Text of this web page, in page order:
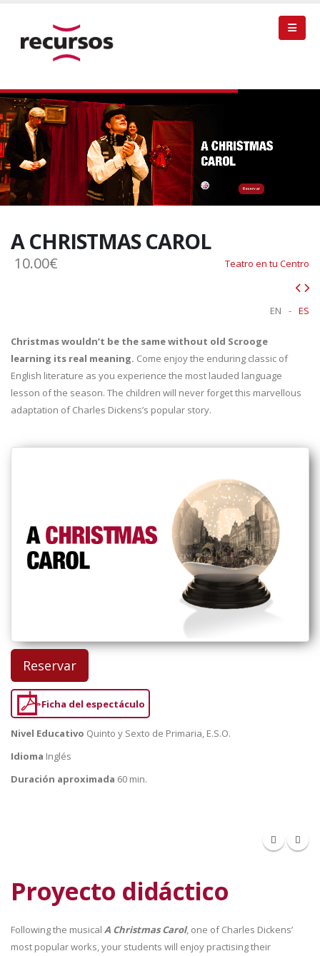
Reservar
A CHRISTMAS CAROL
10.00€ Teatro en tu Centro
ES
-
EN
Christmas wouldn’t be the same without old Scrooge
learning its real meaning. Come enjoy the enduring classic of
English literature as you experience the most lauded language
lesson of the season. The children will never forget this marvellous
adaptation of Charles Dickens’s popular story.
Reservar
Ficha del espectáculo
Nivel Educativo Quinto y Sexto de Primaria, E.S.O.
Idioma Inglés
Duración aproximada 60 min.
Proyecto didáctico
Following the musical A Christmas Carol, one of Charles Dickens’
most popular works, your students will enjoy practising their